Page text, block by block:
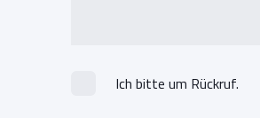
Ich bitte um Rückruf.